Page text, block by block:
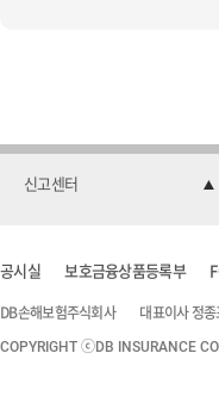
신고센터
공시실 보호금융상품등록부
DB손해보험주식회사 대표이사 정
COPYRIGHT ⓒDB INSURANCE